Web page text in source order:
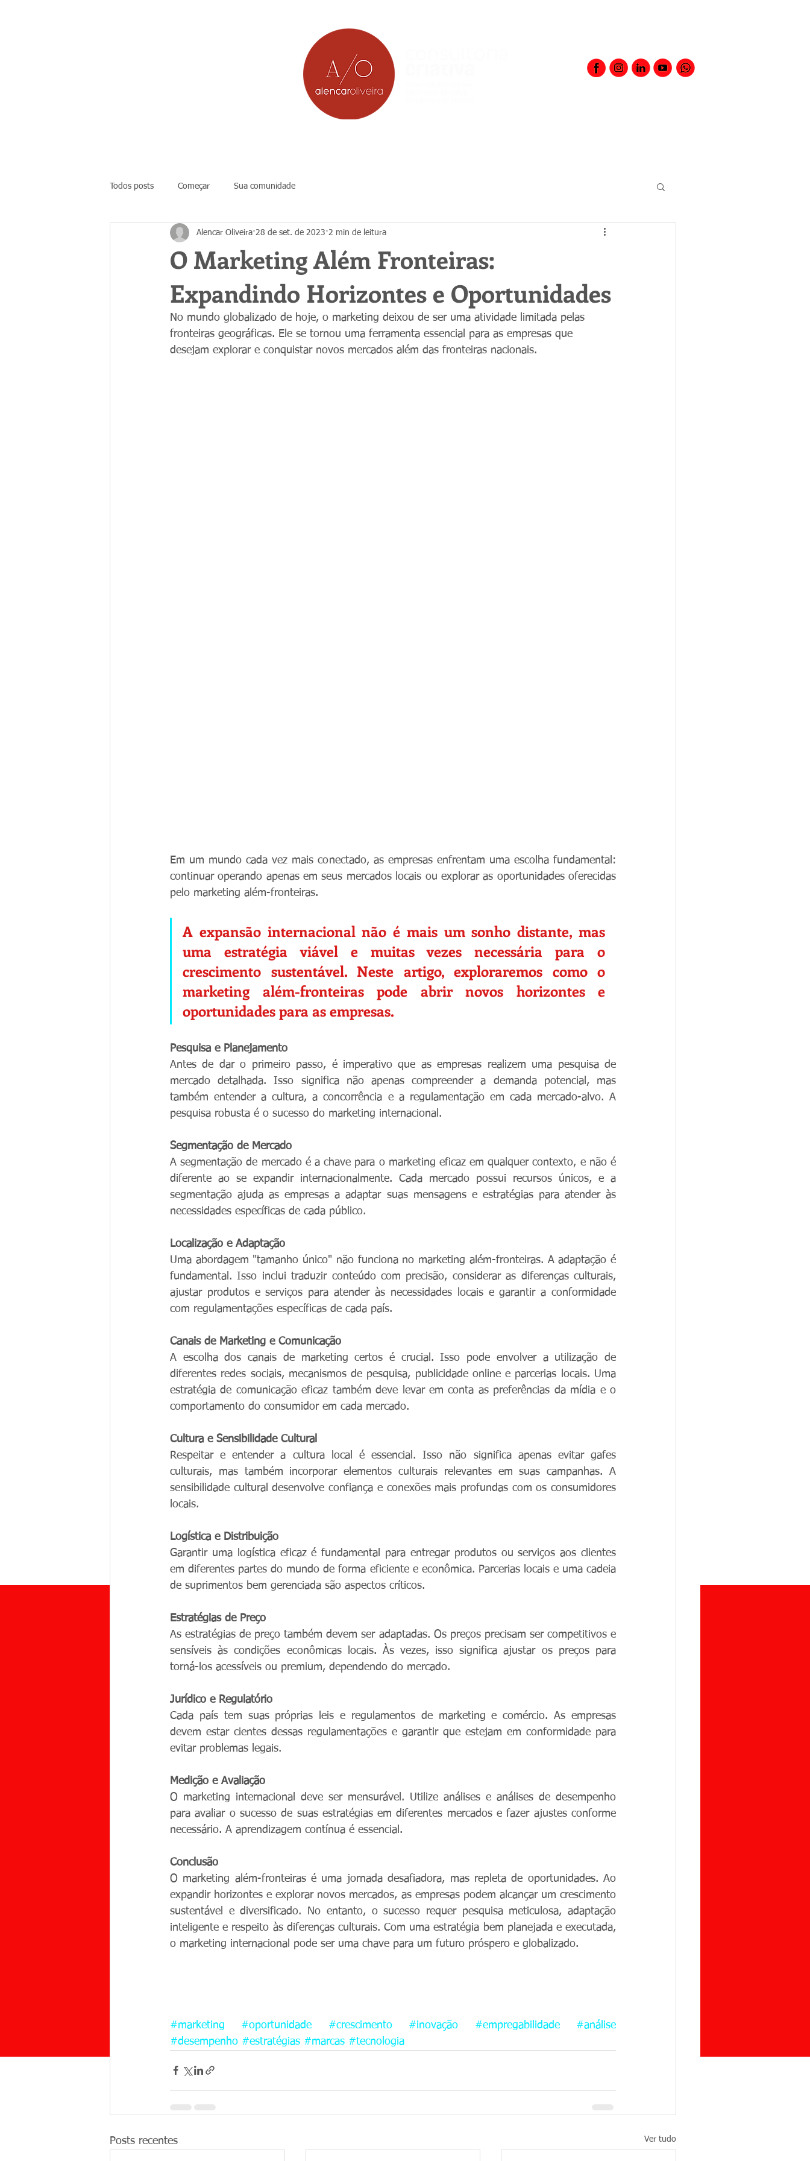
ESCRITÓRIO CRIATIVO
Todos posts Começar Sua comunidade
O Marketing Além Fronteiras:
Expandindo Horizontes e Oportunidades
Alencar Oliveira 28 de set. de 2023 2 min de leitura
No mundo globalizado de hoje, o marketing deixou de ser uma atividade limitada pelas
fronteiras geográficas. Ele se tornou uma ferramenta essencial para as empresas que
desejam explorar e conquistar novos mercados além das fronteiras nacionais.
Em um mundo cada vez mais conectado, as empresas enfrentam uma escolha fundamental:
continuar operando apenas em seus mercados locais ou explorar as oportunidades oferecidas
pelo marketing além-fronteiras.
A expansão internacional não é mais um sonho distante, mas
uma estratégia viável e muitas vezes necessária para o
crescimento sustentável. Neste artigo, exploraremos como o
marketing além-fronteiras pode abrir novos horizontes e
oportunidades para as empresas.
Pesquisa e Planejamento
Antes de dar o primeiro passo, é imperativo que as empresas realizem uma pesquisa de
mercado detalhada. Isso significa não apenas compreender a demanda potencial, mas
também entender a cultura, a concorrência e a regulamentação em cada mercado-alvo. A
pesquisa robusta é o sucesso do marketing internacional.
Segmentação de Mercado
A segmentação de mercado é a chave para o marketing eficaz em qualquer contexto, e não é
diferente ao se expandir internacionalmente. Cada mercado possui recursos únicos, e a
segmentação ajuda as empresas a adaptar suas mensagens e estratégias para atender às
necessidades específicas de cada público.
Localização e Adaptação
Uma abordagem "tamanho único" não funciona no marketing além-fronteiras. A adaptação é
fundamental. Isso inclui traduzir conteúdo com precisão, considerar as diferenças culturais,
ajustar produtos e serviços para atender às necessidades locais e garantir a conformidade
com regulamentações específicas de cada país.
Canais de Marketing e Comunicação
A escolha dos canais de marketing certos é crucial. Isso pode envolver a utilização de
diferentes redes sociais, mecanismos de pesquisa, publicidade online e parcerias locais. Uma
estratégia de comunicação eficaz também deve levar em conta as preferências da mídia e o
comportamento do consumidor em cada mercado.
Cultura e Sensibilidade Cultural
Respeitar e entender a cultura local é essencial. Isso não significa apenas evitar gafes
culturais, mas também incorporar elementos culturais relevantes em suas campanhas. A
sensibilidade cultural desenvolve confiança e conexões mais profundas com os consumidores
locais.
Logística e Distribuição
Garantir uma logística eficaz é fundamental para entregar produtos ou serviços aos clientes
em diferentes partes do mundo de forma eficiente e econômica. Parcerias locais e uma cadeia
de suprimentos bem gerenciada são aspectos críticos.
Estratégias de Preço
As estratégias de preço também devem ser adaptadas. Os preços precisam ser competitivos e
sensíveis às condições econômicas locais. Às vezes, isso significa ajustar os preços para
torná-los acessíveis ou premium, dependendo do mercado.
Jurídico e Regulatório
Cada país tem suas próprias leis e regulamentos de marketing e comércio. As empresas
devem estar cientes dessas regulamentações e garantir que estejam em conformidade para
evitar problemas legais.
Medição e Avaliação
O marketing internacional deve ser mensurável. Utilize análises e análises de desempenho
para avaliar o sucesso de suas estratégias em diferentes mercados e fazer ajustes conforme
necessário. A aprendizagem contínua é essencial.
Conclusão
O marketing além-fronteiras é uma jornada desafiadora, mas repleta de oportunidades. Ao
expandir horizontes e explorar novos mercados, as empresas podem alcançar um crescimento
sustentável e diversificado. No entanto, o sucesso requer pesquisa meticulosa, adaptação
inteligente e respeito às diferenças culturais. Com uma estratégia bem planejada e executada,
o marketing internacional pode ser uma chave para um futuro próspero e globalizado.
#marketing #oportunidade #crescimento #inovação #empregabilidade
#análise
#desempenho #estratégias #marcas #tecnologia
Posts recentes Ver tudo